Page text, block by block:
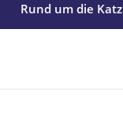
Rund um die Katz